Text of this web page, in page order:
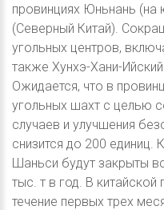
провинциях Юньнань
(Северный Китай).
угольных центров,
также Хунхэ-Хани-
Ожидается, что в
угольных шахт с целью
случаев и улучшения
снизится до 200 единиц.
Шаньси будут закрыты
тыс. т в год. В
течение первых трех